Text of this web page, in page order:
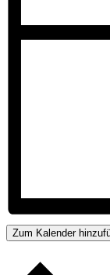
Zum Kalender